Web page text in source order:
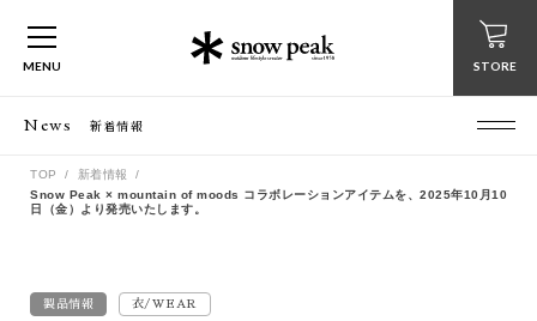
MENU STORE
News 新着情報
TOP
新着情報
Snow Peak × mountain of moods コラボレーションアイテムを、2025年10月10
日（金）より発売いたします。
製品情報 衣/WEAR